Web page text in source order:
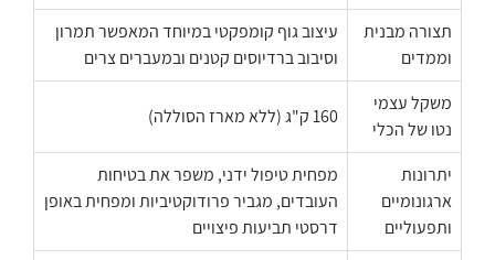
תצורה מבנית
וממדים
עיצוב גוף קומפקטי במיוחד המאפשר תמרון
וסיבוב ברדיוסים קטנים ובמעברים צרים
משקל עצמי
נטו של הכלי
160 ק"ג (ללא מארז הסוללה)
יתרונות
ארגונומיים
ותפעוליים
מפחית טיפול ידני, משפר את בטיחות
העובדים, מגביר פרודוקטיביות ומפחית באופן
דרסטי תביעות פיצויים